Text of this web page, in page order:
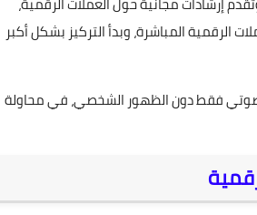
المباشرة، وبدأ التركيز بشكل أكبر
فقط دون الظهور الشخصي، في محاولة